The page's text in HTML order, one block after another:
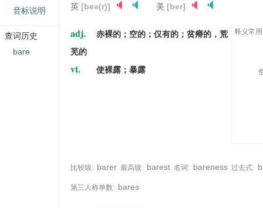
英 [beə(r)] 美 [ber]
adj.
赤裸的；空的；仅有的；贫瘠的，荒
芜的
vt. 使裸露；暴露
释义常
比较级: barer 最高级: barest 名词: bareness 过去式:
第三人称单数: bares
音标说明
查词历史
bare